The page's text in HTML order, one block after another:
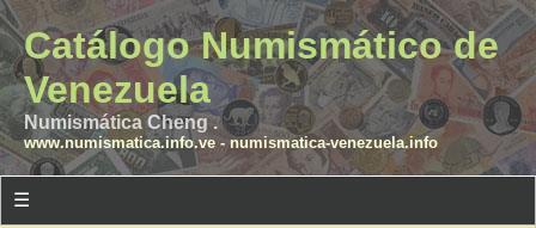
Catálogo Numismático de
Venezuela
Numismática Cheng .
www.numismatica.info.ve- numismatica-venezuela.info
☰